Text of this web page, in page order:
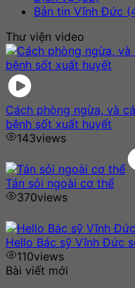
Bản tin Vĩnh Đức
Thư viện video
Cách phòng ngừa, và
bệnh sốt xuất huyết
143views
Tán sỏi ngoài cơ thể
370views
Hello Bác sỹ Vĩnh Đức
110views
Bài viết mới